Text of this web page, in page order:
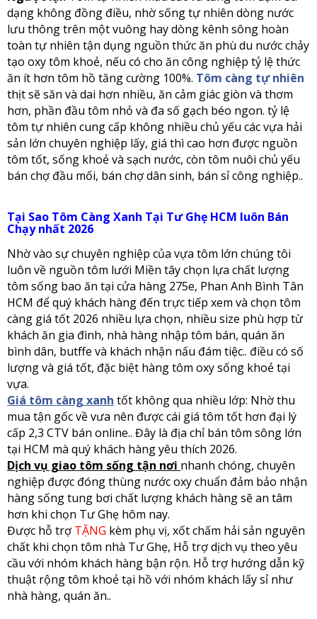
dạng không đồng điều, nhờ sống tự nhiên dòng nước
lưu thông trên một vuông hay dòng kênh sông hoàn
toàn tự nhiên tận dụng nguồn thức ăn phù du nước chảy
tạo oxy tôm khoẻ, nếu có cho ăn công nghiệp tỷ lệ thức
ăn ít hơn tôm hồ tăng cường 100%. Tôm càng tự nhiên
thịt sẽ săn và dai hơn nhiều, ăn cảm giác giòn và thơm
hơn, phần đầu tôm nhỏ và đa số gạch béo ngon. tỷ lệ
tôm tự nhiên cung cấp không nhiều chủ yếu các vựa hải
sản lớn chuyên nghiệp lấy, giá thì cao hơn được nguồn
tôm tốt, sống khoẻ và sạch nước, còn tôm nuôi chủ yếu
bán chợ đầu mối, bán chợ dân sinh, bán sỉ công nghiệp..
Tại Sao Tôm Càng Xanh Tại Tư Ghẹ HCM luôn Bán
Chạy nhất 2026
Nhờ vào sự chuyên nghiệp của vựa tôm lớn chúng tôi
luôn về nguồn tôm lưới Miền tây chọn lựa chất lượng
tôm sống bao ăn tại cửa hàng 275e, Phan Anh Bình Tân
HCM để quý khách hàng đến trực tiếp xem và chọn tôm
càng giá tốt 2026 nhiều lựa chọn, nhiều size phù hợp từ
khách ăn gia đình, nhà hàng nhập tôm bán, quán ăn
bình dân, butffe và khách nhận nấu đám tiệc.. điều có số
lượng và giá tốt, đặc biệt hàng tôm oxy sống khoẻ tại
vựa.
Giá tôm càng xanh tốt không qua nhiều lớp: Nhờ thu
mua tận gốc về vưa nên được cái giá tôm tốt hơn đại lý
cấp 2,3 CTV bán online.. Đây là địa chỉ bán tôm sông lớn
tại HCM mà quý khách hàng yêu thích 2026.
Dịch vụ giao tôm sống tận nơi nhanh chóng, chuyên
nghiệp được đóng thùng nước oxy chuẩn đảm bảo nhận
hàng sống tung bơi chất lượng khách hàng sẽ an tâm
hơn khi chọn Tư Ghẹ hôm nay.
Được hỗ trợ TẶNG kèm phụ vị, xốt chấm hải sản nguyên
chất khi chọn tôm nhà Tư Ghẹ, Hỗ trợ dịch vụ theo yêu
cầu với nhóm khách hàng bận rộn. Hỗ trợ hướng dẫn kỹ
thuật rộng tôm khoẻ tại hồ với nhóm khách lấy sỉ như
nhà hàng, quán ăn..